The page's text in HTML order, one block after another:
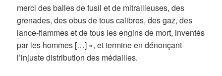
merci des balles de fusil et de mitrailleuses, des
grenades, des obus de tous calibres, des gaz, des
lance-flammes et de tous les engins de mort, inventés
par les hommes […] », et termine en dénonçant
l’injuste distribution des médailles.